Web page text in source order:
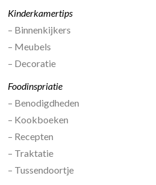
Kinderkamertips
– Binnenkijkers
– Meubels
– Decoratie
Foodinspriatie
– Benodigdheden
– Kookboeken
– Recepten
– Traktatie
– Tussendoortje